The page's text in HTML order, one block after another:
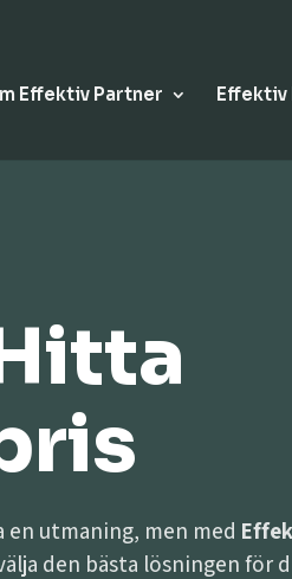
Effektiv Partner Effektiv
en utmaning, men med
den bästa lösningen för